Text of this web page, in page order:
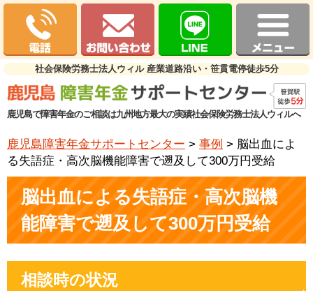
社会保険労務士法人ウィル 産業道路沿い・笹貫電停徒歩5分
鹿児島で障害年金のご相談は九州地方最大の実績社会保険労務士法人ウィルへ
鹿児島障害年金サポートセンター > 事例 > 脳出血によ
る失語症・高次脳機能障害で遡及して300万円受給
脳出血による失語症・高次脳機
能障害で遡及して300万円受給
相談時の状況